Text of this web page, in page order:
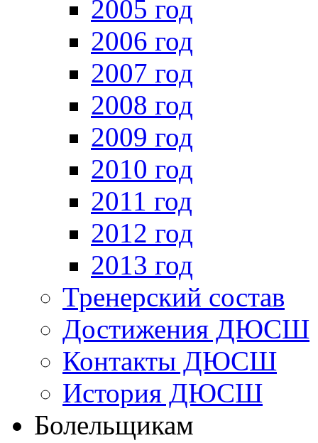
2005 год
2006 год
2007 год
2008 год
2009 год
2010 год
2011 год
2012 год
2013 год
Тренерский состав
Достижения ДЮСШ
Контакты ДЮСШ
История ДЮСШ
Болельщикам